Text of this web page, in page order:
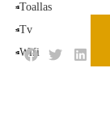
Toallas
Tv
Wifi